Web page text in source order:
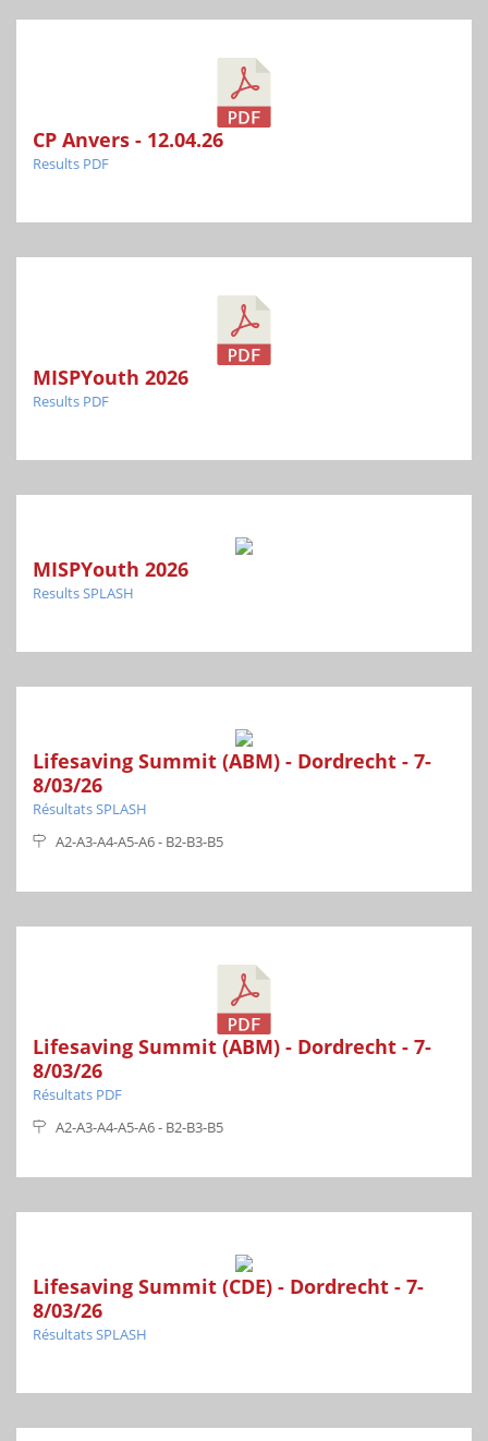
CP Anvers - 12.04.26
Results PDF
MISPYouth 2026
Results PDF
MISPYouth 2026
Results SPLASH
Lifesaving Summit (ABM) - Dordrecht - 7-
8/03/26
Résultats SPLASH
A2-A3-A4-A5-A6 - B2-B3-B5
Lifesaving Summit (ABM) - Dordrecht - 7-
8/03/26
Résultats PDF
A2-A3-A4-A5-A6 - B2-B3-B5
Lifesaving Summit (CDE) - Dordrecht - 7-
8/03/26
Résultats SPLASH